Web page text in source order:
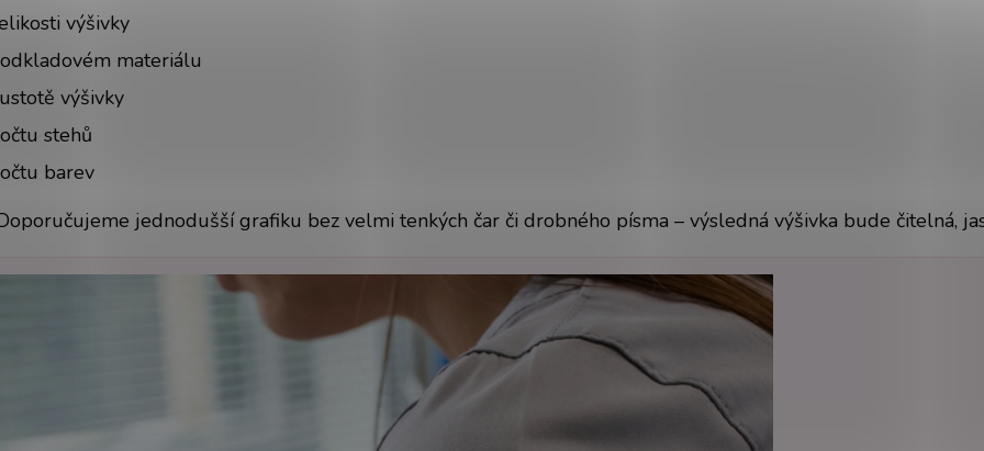
výšivky
materiálu
výšivky
stehů
barev
jednodušší grafiku bez velmi tenkých čar či drobného písma – výsledná výšivka bude čitelná,